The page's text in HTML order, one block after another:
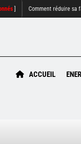
Comment réduire sa
ACCUEIL